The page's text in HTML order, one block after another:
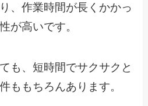
、作業時間が長くかかっ
が高いです。
も、短時間でサクサクと
ももちろんあります。